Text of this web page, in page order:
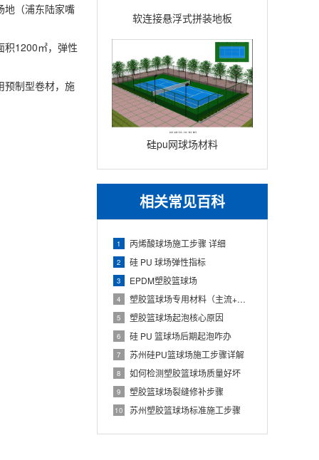
软连接悬浮式拼装地板
硅pu网球场材料
相关常见百科
1 丙烯酸球场施工步骤 详细
2 硅 PU 球场弹性指标
3 EPDM塑胶篮球场
4 塑胶篮球场专用材料（主流+配套+标准）
5 塑胶篮球场起泡核心原因
6 硅 PU 篮球场后期起泡咋办
7 苏州硅PU篮球场施工步骤详解
8 如何检测塑胶篮球场质量好坏
9 塑胶篮球场裂缝修补步骤
10 苏州塑胶篮球场标准施工步骤
地（浦东陆家嘴
积1200㎡，弹性
预制型卷材，施